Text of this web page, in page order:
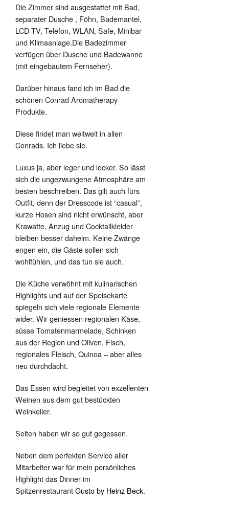
Die Zimmer sind ausgestattet mit Bad,
separater Dusche , Föhn, Bademantel,
LCD-TV, Telefon, WLAN, Safe, Minibar
und Klimaanlage.Die Badezimmer
verfügen über Dusche und Badewanne
(mit eingebautem Fernseher).
Darüber hinaus fand ich im Bad die
schönen Conrad Aromatherapy
Produkte.
Diese findet man weltweit in allen
Conrads. Ich liebe sie.
Luxus ja, aber leger und locker. So lässt
sich die ungezwungene Atmosphäre am
besten beschreiben. Das gilt auch fürs
Outfit, denn der Dresscode ist “casual”,
kurze Hosen sind nicht erwünscht, aber
Krawatte, Anzug und Cocktailkleider
bleiben besser daheim. Keine Zwänge
engen ein, die Gäste sollen sich
wohlfühlen, und das tun sie auch.
Die Küche verwöhnt mit kulinarischen
Highlights und auf der Speisekarte
spiegeln sich viele regionale Elemente
wider. Wir geniessen regionalen Käse,
süsse Tomatenmarmelade, Schinken
aus der Region und Oliven, Fisch,
regionales Fleisch, Quinoa – aber alles
neu durchdacht.
Das Essen wird begleitet von exzellenten
Weinen aus dem gut bestückten
Weinkeller.
Selten haben wir so gut gegessen.
Neben dem perfekten Service aller
Mitarbeiter war für mein persönliches
Highlight das Dinner im
SpitzenrestaurantGusto by Heinz Beck.